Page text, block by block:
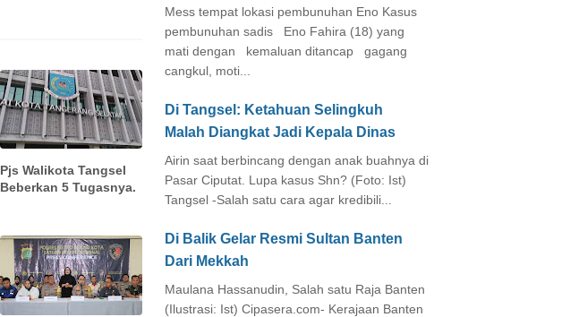
Pjs Walikota Tangsel
Beberkan 5 Tugasnya.
Mess tempat lokasi pembunuhan Eno Kasus
pembunuhan sadis Eno Fahira (18) yang
mati dengan kemaluan ditancap gagang
cangkul, moti...
Di Tangsel: Ketahuan Selingkuh
Malah Diangkat Jadi Kepala Dinas
Airin saat berbincang dengan anak buahnya di
Pasar Ciputat. Lupa kasus Shn? (Foto: Ist)
Tangsel -Salah satu cara agar kredibili...
Di Balik Gelar Resmi Sultan Banten
Dari Mekkah
Maulana Hassanudin, Salah satu Raja Banten
(Ilustrasi: Ist) Cipasera.com- Kerajaan Banten